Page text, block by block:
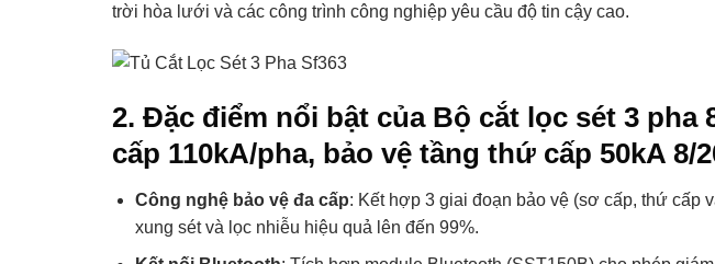
trời hòa lưới và các công trình công nghiệp yêu cầu độ tin cậy cao.
2. Đặc điểm nổi bật của Bộ cắt lọc sét 3 pha
cấp 110kA/pha, bảo vệ tầng thứ cấp 50kA 8/
Công nghệ bảo vệ đa cấp: Kết hợp 3 giai đoạn bảo vệ (sơ cấp, thứ cấp
xung sét và lọc nhiễu hiệu quả lên đến 99%.